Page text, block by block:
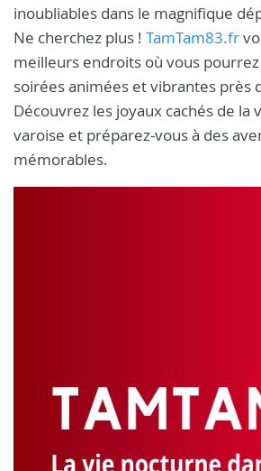
inoubliables dans le magnifique
Ne cherchez plus ! TamTam83.fr
meilleurs endroits où vous
soirées animées et vibrantes près
Découvrez les joyaux cachés de la
varoise et préparez-vous à des
mémorables.